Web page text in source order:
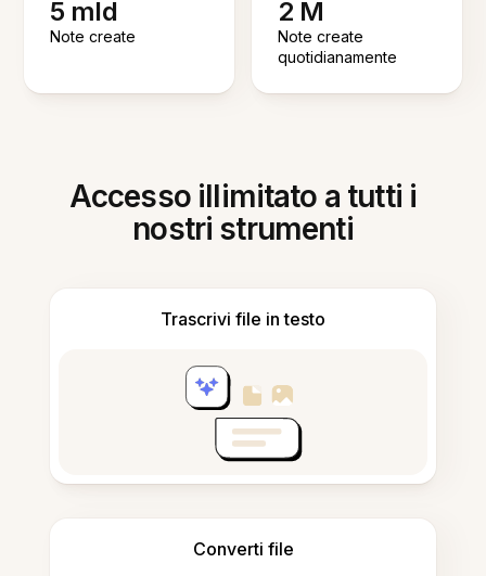
5 mld
Note create
2 M
Note create
quotidianamente
Accesso illimitato a tutti i
nostri strumenti
Trascrivi file in testo
Converti file